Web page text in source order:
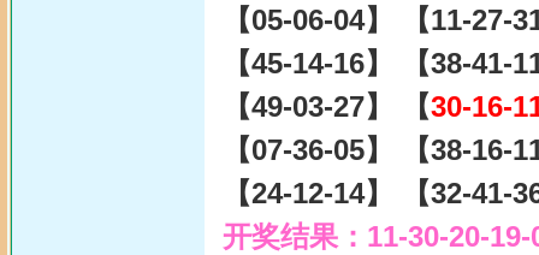
【05-06-04】 【11-27-
【45-14-16】 【38-41-
【49-03-27】 【30-16-
【07-36-05】 【38-16-
【24-12-14】 【32-41-
开奖结果：11-30-20-